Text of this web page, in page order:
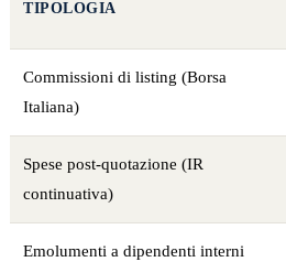
TIPOLOGIA
Commissioni di listing (Borsa
Italiana)
Spese post-quotazione (IR
continuativa)
Emolumenti a dipendenti interni